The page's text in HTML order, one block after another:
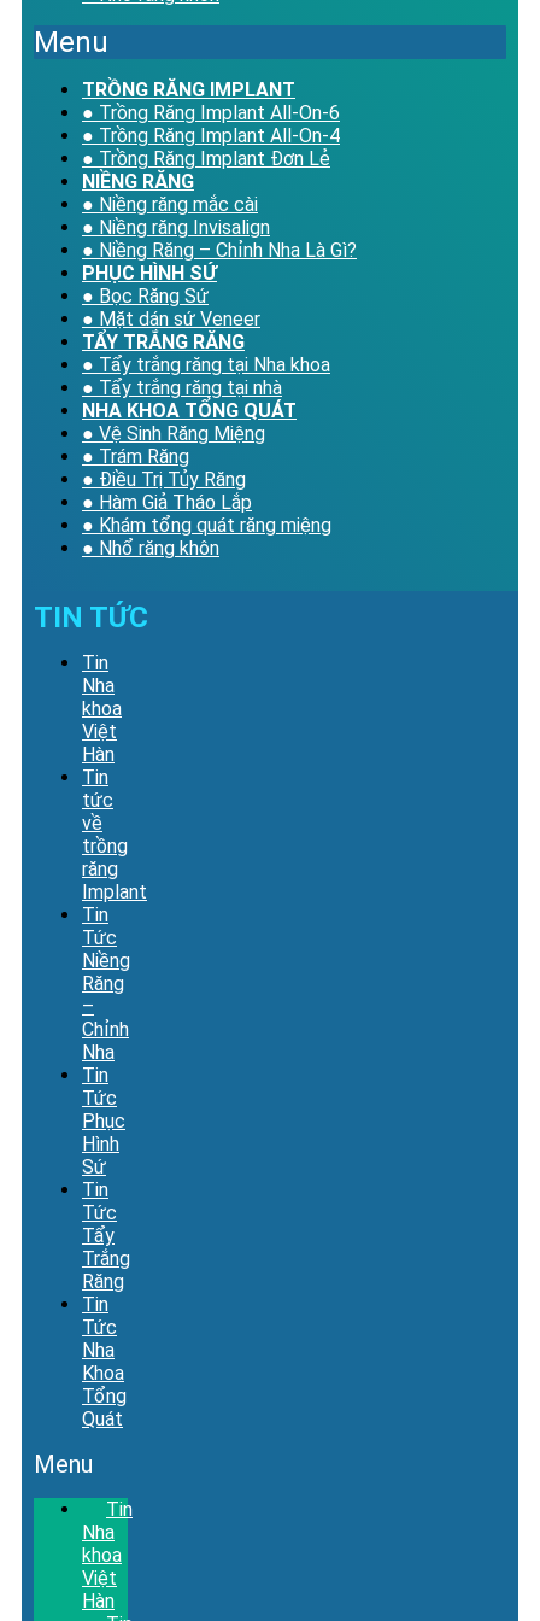
Menu
TRỒNG RĂNG IMPLANT
● Trồng Răng Implant All-On-6
● Trồng Răng Implant All-On-4
● Trồng Răng Implant Đơn Lẻ
NIỀNG RĂNG
● Niềng răng mắc cài
● Niềng răng Invisalign
● Niềng Răng – Chỉnh Nha Là Gì?
PHỤC HÌNH SỨ
● Bọc Răng Sứ
● Mặt dán sứ Veneer
TẨY TRẮNG RĂNG
● Tẩy trắng răng tại Nha khoa
● Tẩy trắng răng tại nhà
NHA KHOA TỔNG QUÁT
● Vệ Sinh Răng Miệng
● Trám Răng
● Điều Trị Tủy Răng
● Hàm Giả Tháo Lắp
● Khám tổng quát răng miệng
● Nhổ răng khôn
TIN TỨC
Tin
Nha
khoa
Việt
Hàn
Tin
tức
về
trồng
răng
Implant
Tin
Tức
Niềng
Răng
–
Chỉnh
Nha
Tin
Tức
Phục
Hình
Sứ
Tin
Tức
Tẩy
Trắng
Răng
Tin
Tức
Nha
Khoa
Tổng
Quát
Menu
Tin
Nha
khoa
Việt
Hàn